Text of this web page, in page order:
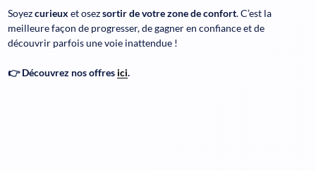
Soyezcurieux et osezsortir de votre zone de confort. C’est la
meilleure façon de progresser, de gagner en confiance et de
découvrir parfois une voie inattendue !
👉 Découvrez nos offres ici.